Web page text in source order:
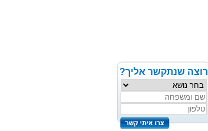
רוצה שנתקשר אליך?